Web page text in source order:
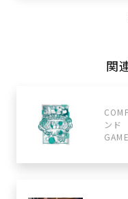
関
ンド